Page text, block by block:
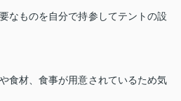
なものを自分で持参してテントの設
食材、食事が用意されているため気